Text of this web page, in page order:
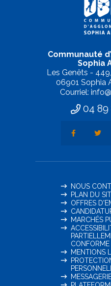
Communauté
Sophia
Les Genêts -
06901 Sophia
Courriel:
04 89
NOUS
PLAN DU
OFFRES
MARCHÉS
CONFORME
MENTIONS